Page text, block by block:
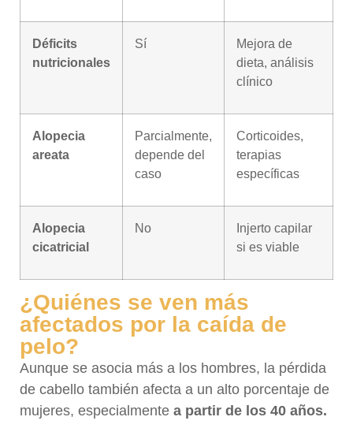
Déficits
nutricionales
Sí
Mejora de
dieta, análisis
clínico
Alopecia
areata
Parcialmente,
depende del
caso
Corticoides,
terapias
específicas
Alopecia
cicatricial
No
Injerto capilar
si es viable
¿Quiénes se ven más
afectados por la caída de
pelo?
Aunque se asocia más a los hombres, la pérdida
de cabello también afecta a un alto porcentaje de
mujeres, especialmente a partir de los 40 años.